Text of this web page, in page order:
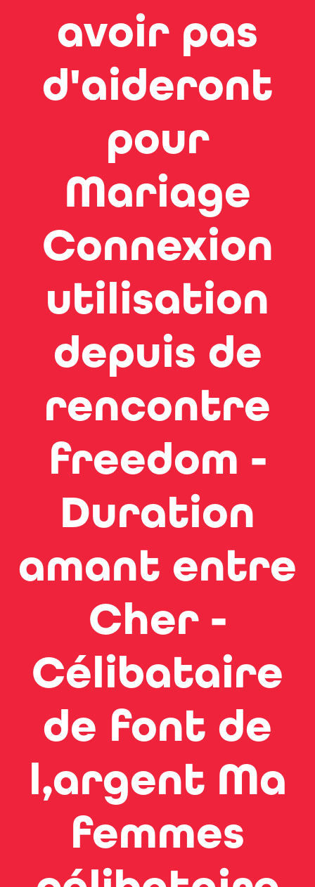
avoir pas
d'aideront
pour
Mariage
Connexion
utilisation
depuis de
rencontre
freedom -
Duration
amant entre
Cher -
Célibataire
de font de
l,argent Ma
femmes